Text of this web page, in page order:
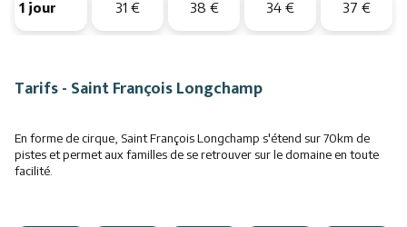
1 jour 31 € 38 € 34 € 37 €
Tarifs - Saint François Longchamp
En forme de cirque, Saint François Longchamp s'étend sur 70km de
pistes et permet aux familles de se retrouver sur le domaine en toute
facilité.